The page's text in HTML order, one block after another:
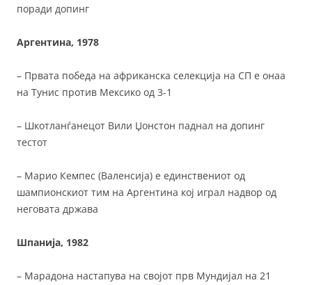
поради допинг
Аргентина, 1978
– Првата победа на африканска селекција на СП е онаа
на Тунис против Мексико од 3-1
– Шкотланѓанецот Вили Џонстон паднал на допинг
тестот
– Марио Кемпес (Валенсија) е единствениот од
шампионскиот тим на Аргентина кој играл надвор од
неговата држава
Шпанија, 1982
– Марадона настапува на својот прв Мундијал на 21